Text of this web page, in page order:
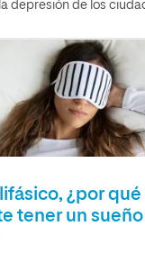
depresión de los
¿por qué
tener un